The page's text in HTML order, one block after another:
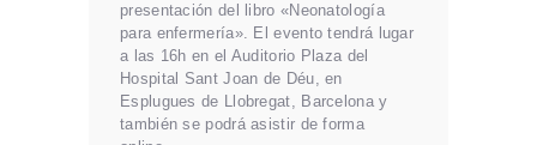
presentación del libro «Neonatología
para enfermería». El evento tendrá lugar
a las 16h en el Auditorio Plaza del
Hospital Sant Joan de Déu, en
Esplugues de Llobregat, Barcelona y
también se podrá asistir de forma